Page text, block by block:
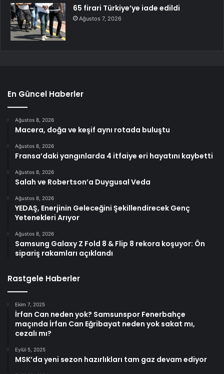
65 firari Türkiye’ye iade edildi
Ağustos 7, 2026
En Güncel Haberler
Ağustos 8, 2026
Macera, doğa ve keşif aynı rotada buluştu
Ağustos 8, 2026
Fransa’daki yangınlarda 4 itfaiye eri hayatını kaybetti
Ağustos 8, 2026
Salah ve Robertson’a Duygusal Veda
Ağustos 8, 2026
YEDAŞ, Enerjinin Geleceğini Şekillendirecek Genç
Yetenekleri Arıyor
Ağustos 8, 2026
Samsung Galaxy Z Fold 8 & Flip 8 rekora koşuyor: Ön
sipariş rakamları açıklandı
Rastgele Haberler
Ekim 7, 2025
İrfan Can neden yok? Samsunspor Fenerbahçe
maçında İrfan Can Eğribayat neden yok sakat mı,
cezalı mı?
Eylül 5, 2025
MSK’da yeni sezon hazırlıkları tam gaz devam ediyor